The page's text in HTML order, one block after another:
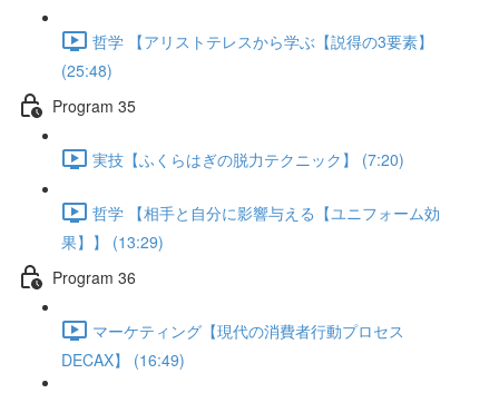
哲学 【アリストテレスから学ぶ【説得の3要素】
(25:48)
Program 35
実技【ふくらはぎの脱力テクニック】 (7:20)
哲学 【相手と自分に影響与える【ユニフォーム効
果】】 (13:29)
Program 36
マーケティング【現代の消費者行動プロセス
DECAX】 (16:49)